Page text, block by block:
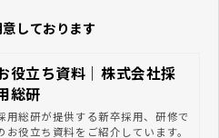
しております
役立ち資料｜株式会社採
総研
用総研が提供する新卒採用、研修で
お役立ち資料をご紹介しています。